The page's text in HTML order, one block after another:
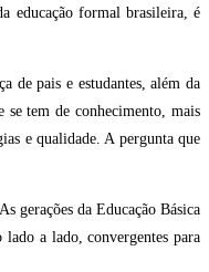
educação formal brasileira, é
de pais e estudantes, além da
se tem de conhecimento, mais
e qualidade. A pergunta que
gerações da Educação Básica
lado a lado, convergentes para